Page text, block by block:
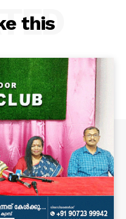
this